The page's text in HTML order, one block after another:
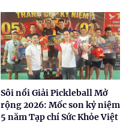
Sôi nổi Giải Pickleball Mở
rộng 2026: Mốc son kỷ niệm
5 năm Tạp chí Sức Khỏe Việt